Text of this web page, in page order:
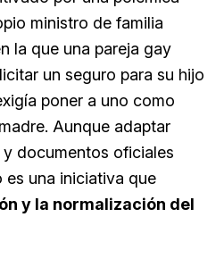
ministro de familia
la que una pareja gay
un seguro para su hijo
poner a uno como
Aunque adaptar
documentos oficiales
es una iniciativa que
y la normalización del